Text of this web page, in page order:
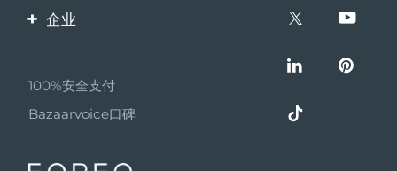
产品注册
企业
伙伴计划
联盟新闻
100%安全支付
Bazaarvoice口碑